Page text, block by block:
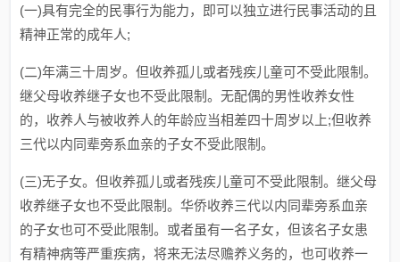
(一)具有完全的民事行为能力，即可以独立进行民事活动的且
精神正常的成年人;
(二)年满三十周岁。但收养孤儿或者残疾儿童可不受此限制。
继父母收养继子女也不受此限制。无配偶的男性收养女性
的，收养人与被收养人的年龄应当相差四十周岁以上;但收养
三代以内同辈旁系血亲的子女不受此限制。
(三)无子女。但收养孤儿或者残疾儿童可不受此限制。继父母
收养继子女也不受此限制。华侨收养三代以内同辈旁系血亲
的子女也可不受此限制。或者虽有一名子女，但该名子女患
有精神病等严重疾病，将来无法尽赡养义务的，也可收养一